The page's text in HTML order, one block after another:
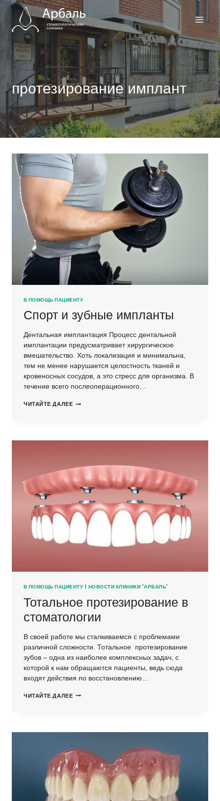
Перейти
содержимому
протезирование имплант
В ПОМОЩЬ ПАЦИЕНТУ
Спорт и зубные импланты
Дентальная имплантация Процесс дентальной
имплантации предусматривает хирургическое
вмешательство. Хоть локализация и минимальна,
тем не менее нарушается целостность тканей и
кровеносных сосудов, а это стресс для организма. В
течение всего послеоперационного…
ЧИТАЙТЕ ДАЛЕЕ СПОРТ
В ПОМОЩЬ ПАЦИЕНТУ| НОВОСТИ КЛИНИКИ "АРБАЛЬ"
Тотальное протезирование в
стоматологии
В своей работе мы сталкиваемся с проблемами
различной сложности. Тотальное протезирование
зубов – одна из наиболее комплексных задач, с
которой к нам обращаются пациенты, ведь сюда
входят действия по восстановлению…
ЧИТАЙТЕ ДАЛЕЕ ТОТАЛЬНОЕ